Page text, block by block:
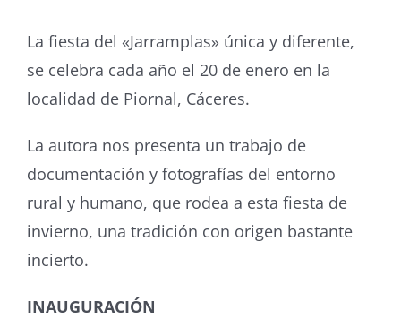
La fiesta del «Jarramplas» única y diferente,
se celebra cada año el 20 de enero en la
localidad de Piornal, Cáceres.
La autora nos presenta un trabajo de
documentación y fotografías del entorno
rural y humano, que rodea a esta fiesta de
invierno, una tradición con origen bastante
incierto.
INAUGURACIÓN